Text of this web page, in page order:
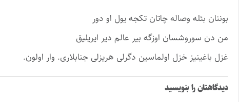
بوننان بئله وصاله چاتان تکجه یول او دور
من دن سوروشسان اوزگه بیر عالم دیر ایریلیق
غزل باغینیز خزل اولماسین دگرلی هریزلی جنابلاری. وار اولون.
دیدگاهتان را بنویسید